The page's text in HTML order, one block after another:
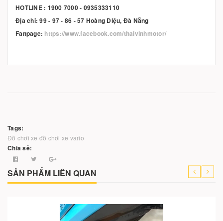
HOTLINE : 1900 7000 - 0935333110
Địa chỉ: 99 - 97 - 86 - 57 Hoàng Diệu, Đà Nẵng
Fanpage: https://www.facebook.com/thaivinhmotor/
Tags:
Đồ chơi xe đồ chơi xe vario
Chia sẻ:
SẢN PHẨM LIÊN QUAN